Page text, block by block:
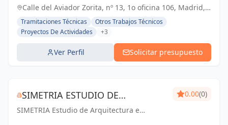
confianza en Navalmoral de la Mata y
excelencia.
Calle del Aviador Zorita, nº 13, 1o oficina 106, Madrid,
España, España
Tramitaciones Técnicas
Otros Trabajos Técnicos
Proyectos De Actividades
+3
Ver Perfil Solicitar presupuesto
SIMETRIA ESTUDIO DE
ARQUITECTURA E INMOBLIARIA
SIMETRIA Estudio de Arquitectura e
0.00(0)